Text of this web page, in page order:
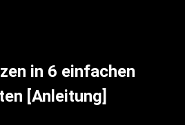
in 6 einfachen
[Anleitung]